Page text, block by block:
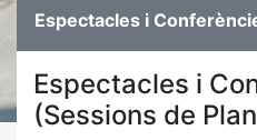
Espectacles i
Espectacles i
(Sessions de